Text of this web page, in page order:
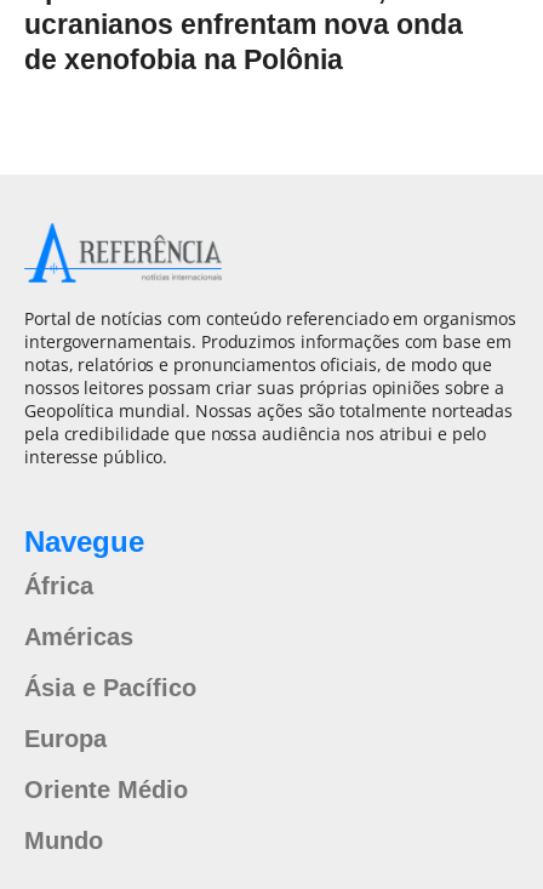
ucranianos enfrentam nova onda
de xenofobia na Polônia
Portal de notícias com conteúdo referenciado em organismos
intergovernamentais. Produzimos informações com base em
notas, relatórios e pronunciamentos oficiais, de modo que
nossos leitores possam criar suas próprias opiniões sobre a
Geopolítica mundial. Nossas ações são totalmente norteadas
pela credibilidade que nossa audiência nos atribui e pelo
interesse público.
Navegue
África
Américas
Ásia e Pacífico
Europa
Oriente Médio
Mundo